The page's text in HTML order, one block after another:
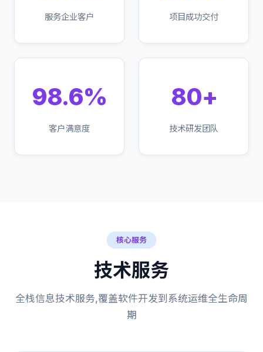
服务企业客户 项目成功交付
98.6%
客户满意度
80+
技术研发团队
核心服务
技术服务
全栈信息技术服务,覆盖软件开发到系统运维全生命周
期